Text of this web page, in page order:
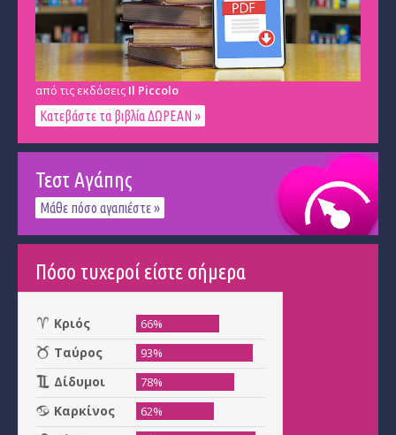
από τις εκδόσεις Il Piccolo
Κατεβάστε τα βιβλία ΔΩΡΕΑΝ »
Τεστ Αγάπης
Μάθε πόσο αγαπιέστε »
Πόσο τυχεροί είστε σήμερα